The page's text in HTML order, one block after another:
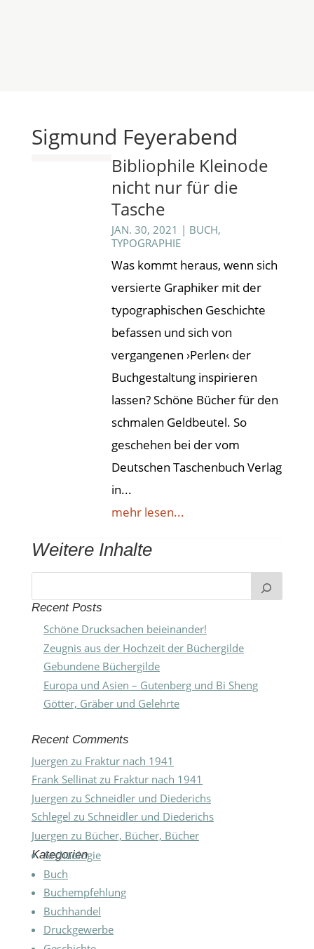
Sigmund Feyerabend
Bibliophile Kleinode
nicht nur für die
Tasche
JAN. 30, 2021 | BUCH,
TYPOGRAPHIE
Was kommt heraus, wenn sich
versierte Graphiker mit der
typographischen Geschichte
befassen und sich von
vergangenen ›Perlen‹ der
Buchgestaltung inspirieren
lassen? Schöne Bücher für den
schmalen Geldbeutel. So
geschehen bei der vom
Deutschen Taschenbuch Verlag
in...
mehr lesen...
Weitere Inhalte
Recent Posts
Schöne Drucksachen beieinander!
Zeugnis aus der Hochzeit der Büchergilde
Gebundene Büchergilde
Europa und Asien – Gutenberg und Bi Sheng
Götter, Gräber und Gelehrte
Recent Comments
Juergen zu Fraktur nach 1941
Frank Sellinatzu Fraktur nach 1941
Juergen zu Schneidler und Diederichs
Schlegel zu Schneidler und Diederichs
Juergen zu Bücher, Bücher, Bücher
Kategorien
Archäologie
Buch
Buchempfehlung
Buchhandel
Druckgewerbe